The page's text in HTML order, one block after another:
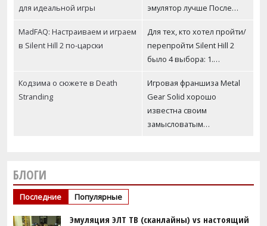
БЛОГИ
Последние Популярные
Эмуляция ЭЛТ ТВ (сканлайны) vs настоящий
для идеальной игры
эмулятор лучше После…
MadFAQ: Настраиваем и играем
в Silent Hill 2 по-царски
Для тех, кто хотел пройти/
перепройти Silent Hill 2
было 4 выбора: 1.…
Кодзима о сюжете в Death
Stranding
Игровая франшиза Metal
Gear Solid хорошо
известна своим
замысловатым…